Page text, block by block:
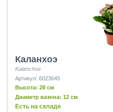
Каланхоэ
Kalanchoe
Артикул: 6023645
Высота: 28 см
Диаметр вазона: 12 см
Есть на складе